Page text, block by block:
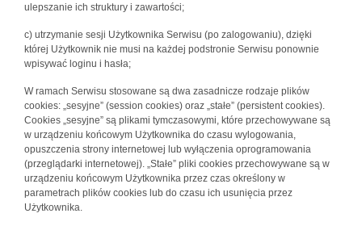
ulepszanie ich struktury i zawartości;
c) utrzymanie sesji Użytkownika Serwisu (po zalogowaniu), dzięki
której Użytkownik nie musi na każdej podstronie Serwisu ponownie
wpisywać loginu i hasła;
W ramach Serwisu stosowane są dwa zasadnicze rodzaje plików
cookies: „sesyjne” (session cookies) oraz „stałe” (persistent cookies).
Cookies „sesyjne” są plikami tymczasowymi, które przechowywane są
w urządzeniu końcowym Użytkownika do czasu wylogowania,
opuszczenia strony internetowej lub wyłączenia oprogramowania
(przeglądarki internetowej). „Stałe” pliki cookies przechowywane są w
urządzeniu końcowym Użytkownika przez czas określony w
parametrach plików cookies lub do czasu ich usunięcia przez
Użytkownika.